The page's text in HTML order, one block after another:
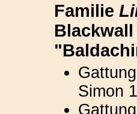
Familie
Blackwall
Gattung
Simon
Gattung